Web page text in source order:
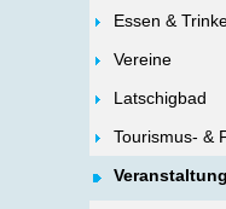
Essen &
Vereine
Latschigbad
Tourismus- &